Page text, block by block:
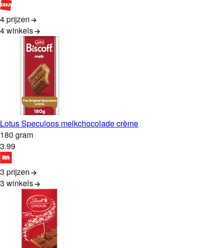
4 prijzen
4winkels
Lotus Speculoos melkchocolade crème
180 gram
3.99
3 prijzen
3 winkels